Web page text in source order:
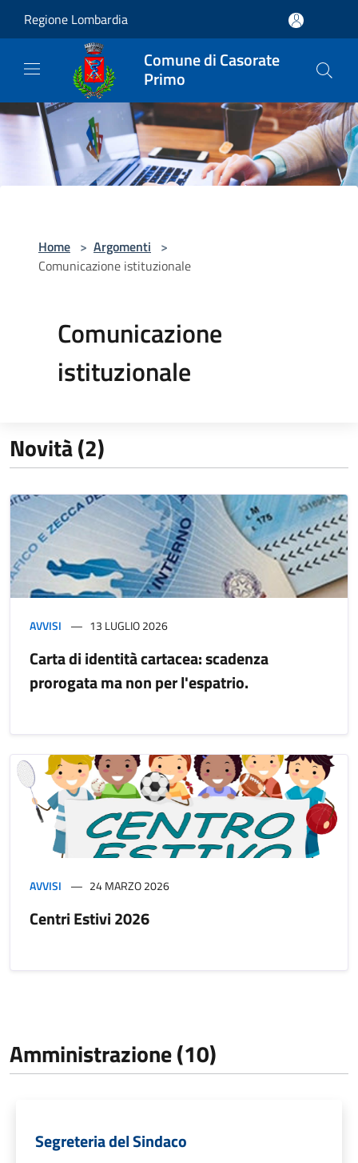
Regione Lombardia
Comune di Casorate
Primo
Home > Argomenti >
Comunicazione istituzionale
Comunicazione
istituzionale
Novità (2)
AVVISI 13 LUGLIO 2026
Carta di identità cartacea: scadenza
prorogata ma non per l'espatrio.
AVVISI 24 MARZO 2026
Centri Estivi 2026
Amministrazione (10)
Segreteria del Sindaco